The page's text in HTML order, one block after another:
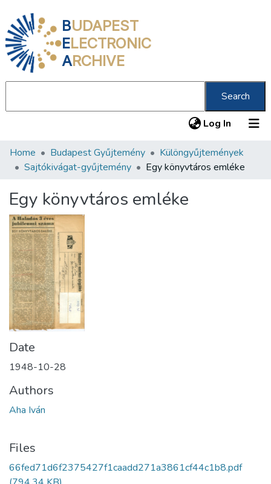
BUDAPEST
ELECTRONIC
ARCHIVE
Search
Log In (current)
Communities & Collections
Statistics
About us
Home Budapest Gyűjtemény
Különgyűjtemények
Sajtókivágat-gyűjtemény
Egy könyvtáros emléke
Egy könyvtáros emléke
Date
1948-10-28
Authors
Aha Iván
Files
66fed71d6f2375427f1caadd271a3861cf44c1b8.pdf